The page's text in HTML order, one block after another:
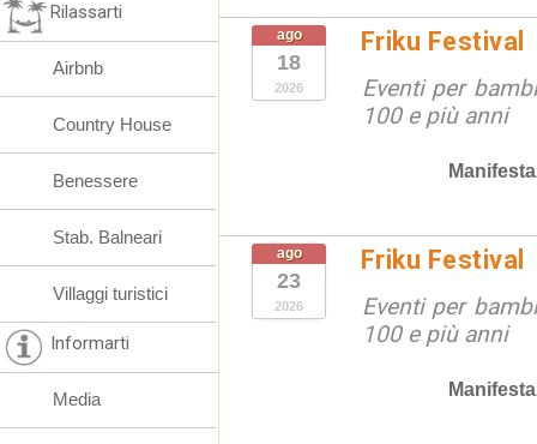
ago
18
2026
Friku Festival
Eventi per
100 e più anni
ago
23
2026
Friku Festival
Eventi per
100 e più anni
Rilassarti
Airbnb
Country House
Benessere
Stab. Balneari
Villaggi turistici
Informarti
Media